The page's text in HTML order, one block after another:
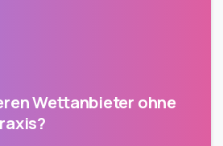
Wettanbieter ohne